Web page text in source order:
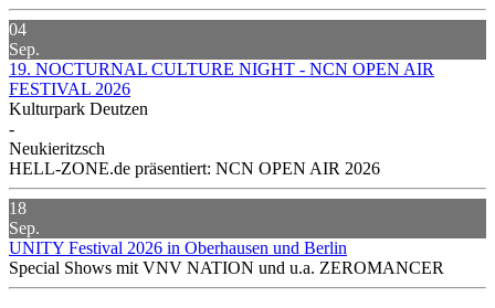
04
Sep.
19. NOCTURNAL CULTURE NIGHT - NCN OPEN AIR
FESTIVAL 2026
Kulturpark Deutzen
-
Neukieritzsch
HELL-ZONE.de präsentiert: NCN OPEN AIR 2026
18
Sep.
UNITY Festival 2026 in Oberhausen und Berlin
Special Shows mit VNV NATION und u.a. ZEROMANCER